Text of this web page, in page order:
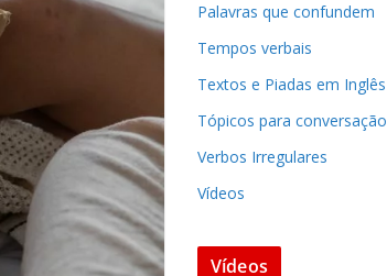
Palavras que confundem
Tempos verbais
Textos e Piadas em Inglês
Tópicos para conversação
Verbos Irregulares
Vídeos
Vídeos